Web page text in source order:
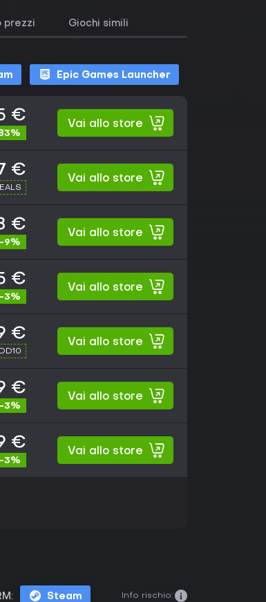
prezzi Giochi simili
Epic Games Launcher
€
Vai allo store
€
Vai allo store
€
-9%
Vai allo store
€
-3%
Vai allo store
€
Vai allo store
€
-3%
Vai allo store
€
-3%
Vai allo store
Steam Info rischio: